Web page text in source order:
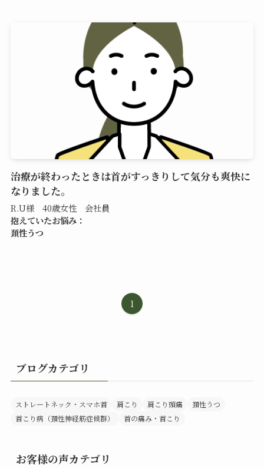
治療が終わったときは首がすっきりして気分も爽快に
なりました。
R.U様 40歳女性 会社員
抱えていたお悩み：
頚性うつ
1
ブログカテゴリ
ストレートネック・スマホ首 肩こり 肩こり頭痛
頚性うつ
首こり病（頚性神経筋症候群）
首の痛み・首こり
お客様の声カテゴリ